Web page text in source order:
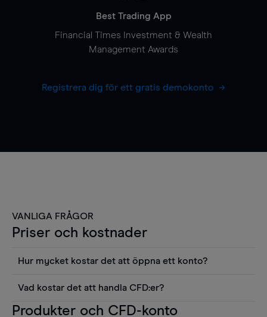
Best Trading App
Financial Times Investment & Wealth
Management Awards
Registrera dig för ett gratis demokonto
VANLIGA FRÅGOR
Priser och kostnader
Hur mycket kostar det att öppna ett konto?
använda sådana verktyg som diagram, Reuters
Vad kostar det att handla CFD:er?
Det är en rad kostnader att tänka på när man
Produkter och CFD-konto